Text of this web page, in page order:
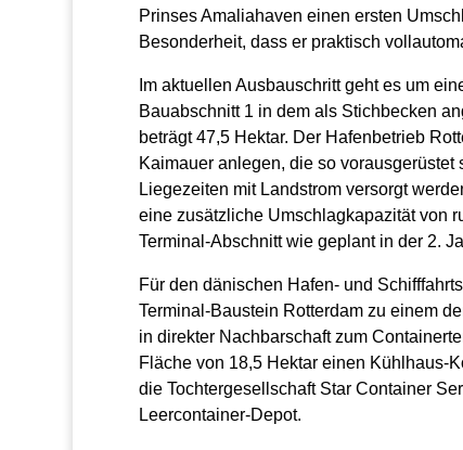
Prinses Amaliahaven einen ersten
Besonderheit, dass er praktisch
Im aktuellen Ausbauschritt geht es um
Bauabschnitt 1 in dem als Stichbecken
beträgt 47,5 Hektar. Der Hafenbetrieb
Kaimauer anlegen, die so
Liegezeiten mit Landstrom versorgt
eine zusätzliche Umschlagkapazität von
Terminal-Abschnitt wie geplant in der 2.
Für den dänischen Hafen- und
Terminal-Baustein Rotterdam zu einem
in direkter Nachbarschaft zum
Fläche von 18,5 Hektar einen Kühlhaus-
die Tochtergesellschaft Star Container
Leercontainer-Depot.